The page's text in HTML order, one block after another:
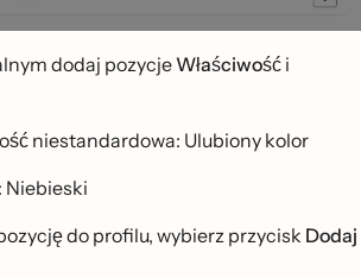
dodaj pozycjeWłaściwość i
niestandardowa: Ulubiony kolor
Niebieski
do profilu, wybierz przycisk Dodaj